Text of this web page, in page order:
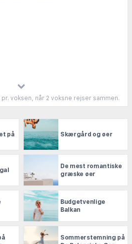
pr. voksen, når 2 voksne rejser sammen.
på Skærgård og øer
De mest romantiske
græske øer
Budgetvenlige
Balkan
Sommerstemning på